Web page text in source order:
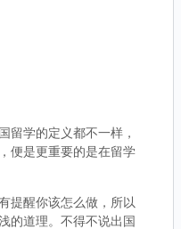
留学的定义都不一样，
便是更重要的是在留学
提醒你该怎么做，所以
的道理。不得不说出国